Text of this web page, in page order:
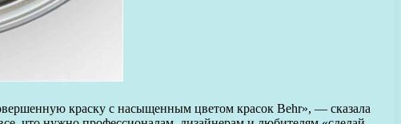
краску с насыщенным цветом красок Behr», — сказала